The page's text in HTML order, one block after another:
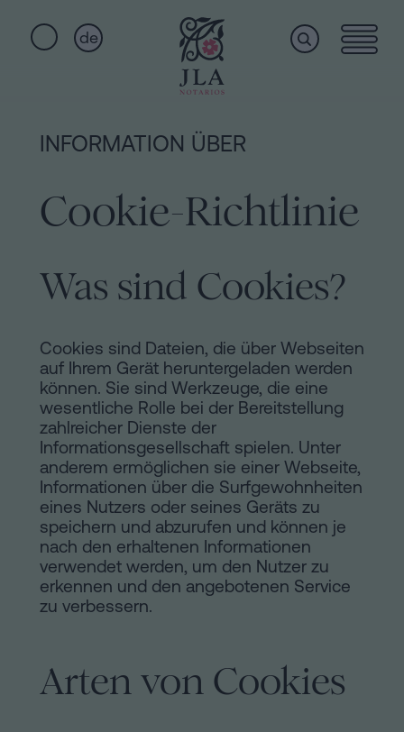
de
Dienstleistungen
wir
sind
Installationen
Online-
Notariat
Blog
Kontaktieren
Staatsbürgerschaftseid
für
Erbschaften
Barcelona
Barcelona
Hypotheken
Auflösung
einer
eingetragenen
Lebenspartnerschaft
in
Barcelona
Online-
Notariat
Gesellschaftsrecht
INFORMATION ÜBER
Cookie-Richtlinie
Was sind Cookies?
Cookies sind Dateien, die über Webseiten
auf Ihrem Gerät heruntergeladen werden
können. Sie sind Werkzeuge, die eine
wesentliche Rolle bei der Bereitstellung
zahlreicher Dienste der
Informationsgesellschaft spielen. Unter
anderem ermöglichen sie einer Webseite,
Informationen über die Surfgewohnheiten
eines Nutzers oder seines Geräts zu
speichern und abzurufen und können je
nach den erhaltenen Informationen
verwendet werden, um den Nutzer zu
erkennen und den angebotenen Service
zu verbessern.
Arten von Cookies